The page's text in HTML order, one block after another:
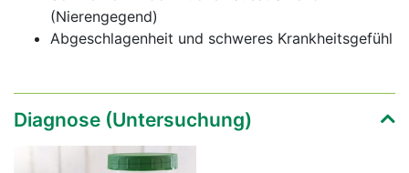
(Nierengegend)
Abgeschlagenheit und schweres Krankheitsgefühl
Diagnose (Untersuchung)